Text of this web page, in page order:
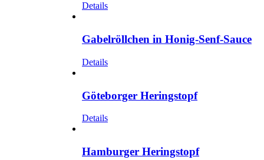
Details
Gabelröllchen in Honig-Senf-Sauce
Details
Göteborger Heringstopf
Details
Hamburger Heringstopf